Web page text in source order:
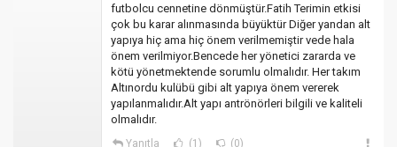
futbolcu cennetine dönmüştür.Fatih Terimin etkisi
çok bu karar alınmasında büyüktür Diğer yandan alt
yapıya hiç ama hiç önem verilmemiştir vede hala
önem verilmiyor.Bencede her yönetici zararda ve
kötü yönetmektende sorumlu olmalıdır. Her takım
Altınordu kulübü gibi alt yapıya önem vererek
yapılanmalıdır.Alt yapı antrönörleri bilgili ve kaliteli
olmalıdır.
Yanıtla (1) (0)